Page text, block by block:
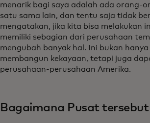
menarik bagi saya adalah ada orang-
satu sama lain, dan tentu saja tidak
mengatakan, jika kita bisa melakukan
memiliki sebagian dari perusahaan
mengubah banyak hal. Ini bukan
membangun kekayaan, tetapi juga
perusahaan-perusahaan Amerika.
Bagaimana Pusat